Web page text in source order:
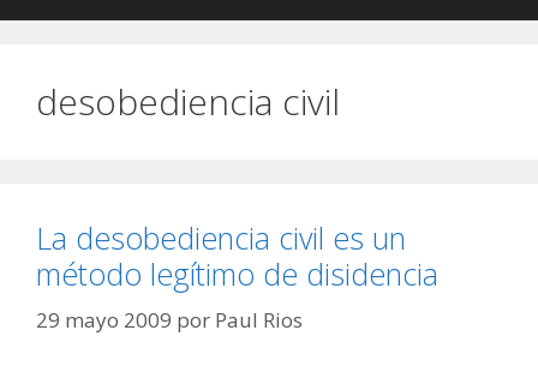
desobediencia civil
La desobediencia civil es un
método legítimo de disidencia
29 mayo 2009 por Paul Rios